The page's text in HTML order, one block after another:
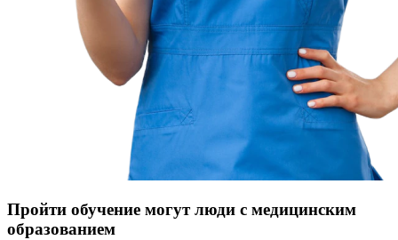
Пройти обучение могут люди с медицинским
образованием